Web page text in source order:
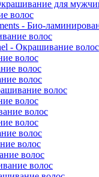
для
волос
- Био-
волос
- Окрашивание волос
волос
волос
волос
волос
волос
волос
волос
волос
волос
волос
волос